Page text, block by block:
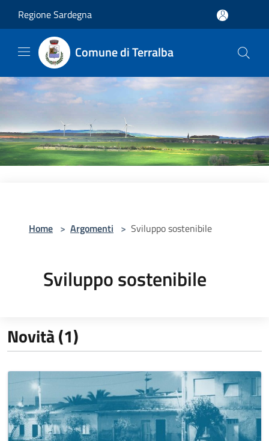
Regione Sardegna
Comune di Terralba
Home > Argomenti > Sviluppo sostenibile
Sviluppo sostenibile
Novità (1)